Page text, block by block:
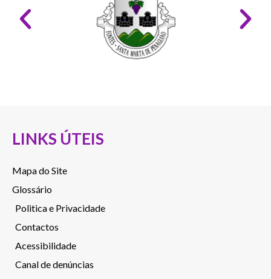
LINKS ÚTEIS
Mapa do Site
Glossário
Politica e Privacidade
Contactos
Acessibilidade
Canal de denúncias